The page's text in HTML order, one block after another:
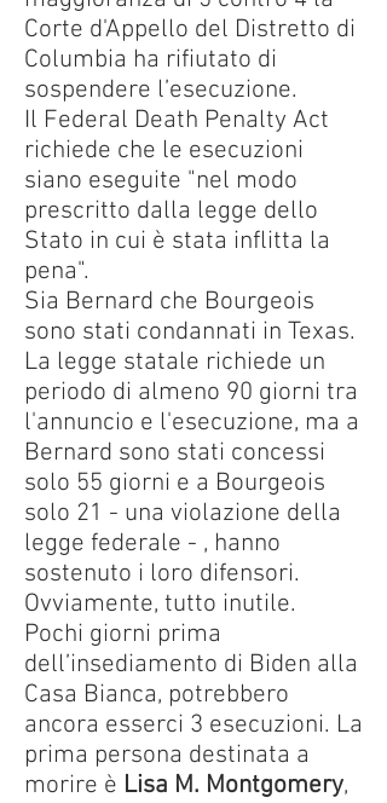
Corte d'Appello del Distretto di
Columbia ha rifiutato di
sospendere l’esecuzione.
Il Federal Death Penalty Act
richiede che le esecuzioni
siano eseguite "nel modo
prescritto dalla legge dello
Stato in cui è stata inflitta la
pena".
Sia Bernard che Bourgeois
sono stati condannati in Texas.
La legge statale richiede un
periodo di almeno 90 giorni tra
l'annuncio e l'esecuzione, ma a
Bernard sono stati concessi
solo 55 giorni e a Bourgeois
solo 21 - una violazione della
legge federale - , hanno
sostenuto i loro difensori.
Ovviamente, tutto inutile.
Pochi giorni prima
dell’insediamento di Biden alla
Casa Bianca, potrebbero
ancora esserci 3 esecuzioni. La
prima persona destinata a
morire è Lisa M. Montgomery,